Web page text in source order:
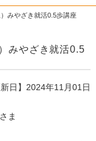
みやざき就活0.5歩講座
みやざき就活0.5
日】2024年11月01日
ま